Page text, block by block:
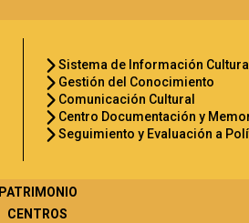
Sistema de Información Cultural
Gestión del Conocimiento
Comunicación Cultural
Centro Documentación y
Seguimiento y Evaluación a
PATRIMONIO
CENTROS